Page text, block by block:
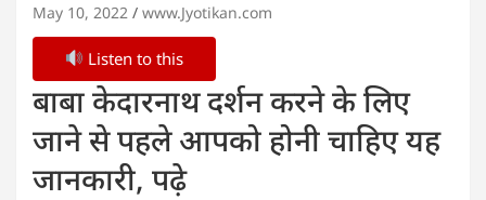
May 10, 2022 www.Jyotikan.com
Listen to this
बाबा केदारनाथ दर्शन करने के लिए
जाने से पहले आपको होनी चाहिए यह
जानकारी, पढ़े